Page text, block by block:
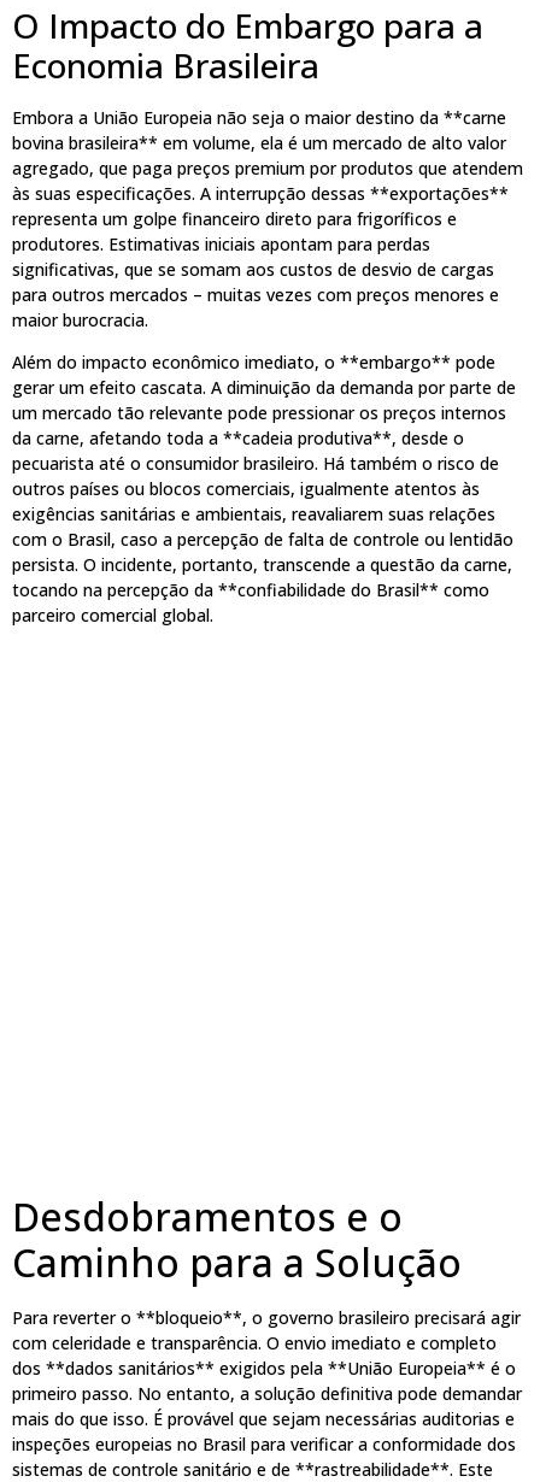
O Impacto do Embargo para a
Economia Brasileira
Embora a União Europeia não seja o maior destino da **carne
bovina brasileira** em volume, ela é um mercado de alto valor
agregado, que paga preços premium por produtos que atendem
às suas especificações. A interrupção dessas **exportações**
representa um golpe financeiro direto para frigoríficos e
produtores. Estimativas iniciais apontam para perdas
significativas, que se somam aos custos de desvio de cargas
para outros mercados – muitas vezes com preços menores e
maior burocracia.
Além do impacto econômico imediato, o **embargo** pode
gerar um efeito cascata. A diminuição da demanda por parte de
um mercado tão relevante pode pressionar os preços internos
da carne, afetando toda a **cadeia produtiva**, desde o
pecuarista até o consumidor brasileiro. Há também o risco de
outros países ou blocos comerciais, igualmente atentos às
exigências sanitárias e ambientais, reavaliarem suas relações
com o Brasil, caso a percepção de falta de controle ou lentidão
persista. O incidente, portanto, transcende a questão da carne,
tocando na percepção da **confiabilidade do Brasil** como
parceiro comercial global.
Desdobramentos e o
Caminho para a Solução
Para reverter o **bloqueio**, o governo brasileiro precisará agir
com celeridade e transparência. O envio imediato e completo
dos **dados sanitários** exigidos pela **União Europeia** é o
primeiro passo. No entanto, a solução definitiva pode demandar
mais do que isso. É provável que sejam necessárias auditorias e
inspeções europeias no Brasil para verificar a conformidade dos
sistemas de controle sanitário e de **rastreabilidade**. Este